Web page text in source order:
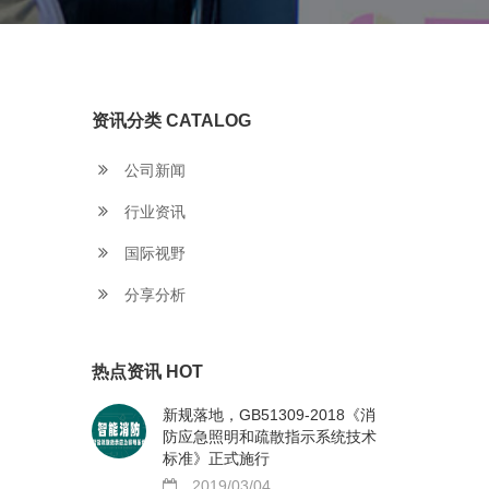
资讯分类 CATALOG
公司新闻
行业资讯
国际视野
分享分析
热点资讯 HOT
新规落地，GB51309-2018《消
防应急照明和疏散指示系统技术
标准》正式施行